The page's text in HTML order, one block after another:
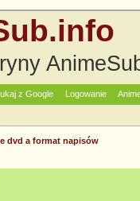
z Google Logowanie
dvd a format napisów